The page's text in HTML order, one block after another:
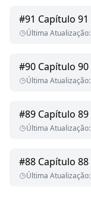
#91 Capítulo 91
Última Atualização:
#90 Capítulo 90
Última Atualização:
#89 Capítulo 89
Última Atualização:
#88 Capítulo 88
Última Atualização: